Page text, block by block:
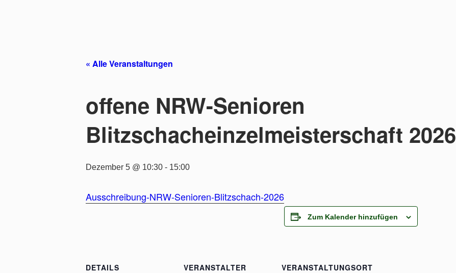
« Alle Veranstaltungen
offene NRW-Senioren
Blitzschacheinzelmeisterschaft 2026
Dezember 5 @ 10:30 - 15:00
Ausschreibung-NRW-Senioren-Blitzschach-2026
Zum Kalender hinzufügen
DETAILS
VERANSTALTER
VERANSTALTUNGSORT